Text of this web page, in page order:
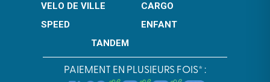
VELO DE VILLE
CARGO
SPEED
ENFANT
TANDEM
PAIEMENT EN PLUSIEURS FOIS* :